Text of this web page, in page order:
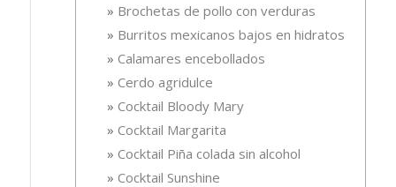
Brochetas de pollo con verduras
Burritos mexicanos bajos en hidratos
Calamares encebollados
Cerdo agridulce
Cocktail Bloody Mary
Cocktail Margarita
Cocktail Piña colada sin alcohol
Cocktail Sunshine